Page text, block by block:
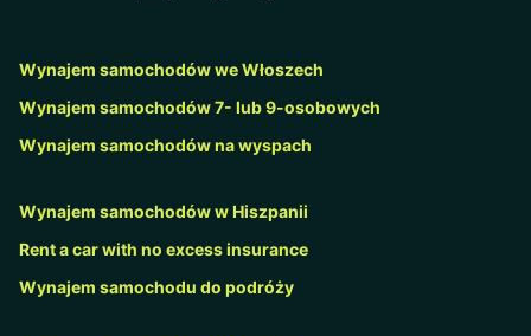
Wynajem samochodów we Włoszech
Wynajem samochodów 7- lub 9-osobowych
Wynajem samochodów na wyspach
Wynajem samochodów w Hiszpanii
Rent a car with no excess insurance
Wynajem samochodu do podróży